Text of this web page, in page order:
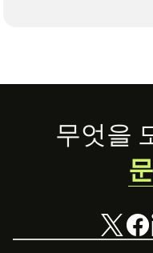
Footer무엇을